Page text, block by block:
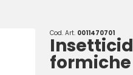
Cod. Art. 0011470701
formiche